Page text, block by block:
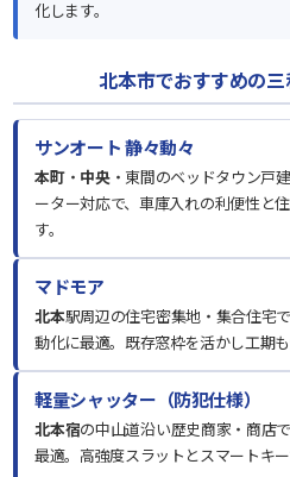
化します。
北本市でおすすめの
サンオート 静々動々
本町・ 中央・東間のベッドタウン戸
ーター対応で、車庫入れの利便性と
す。
マドモア
北本駅周辺の住宅密集地・集合住宅
動化に最適。既存窓枠を活かし工期
軽量シャッター（防犯仕様）
北本宿の中山道沿い歴史商家・商店
最適。高強度スラットとスマートキー